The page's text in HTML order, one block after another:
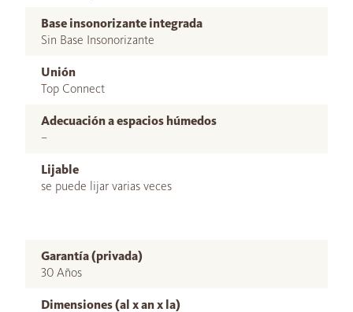
Base insonorizante integrada
Sin Base Insonorizante
Unión
Top Connect
Adecuación a espacios húmedos
–
Lijable
se puede lijar varias veces
Garantía (privada)
30 Años
Dimensiones (al x an x la)